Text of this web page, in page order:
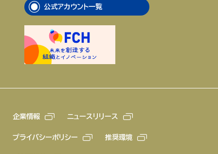
公式アカウント一覧
企業情報 ニュースリリース
プライバシーポリシー 推奨環境